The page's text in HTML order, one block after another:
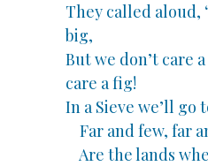
They called aloud,
big,
But we don’t care
care a fig!
In a Sieve we’ll go
Far and few, far
Are the lands